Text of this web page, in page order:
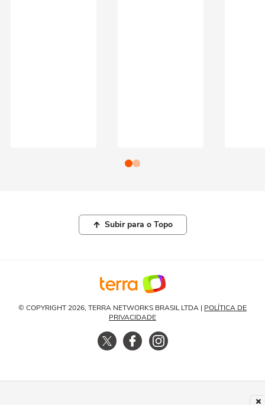
Subir para o Topo
© COPYRIGHT 2026, TERRA NETWORKS BRASIL LTDA | POLÍTICA DE
PRIVACIDADE